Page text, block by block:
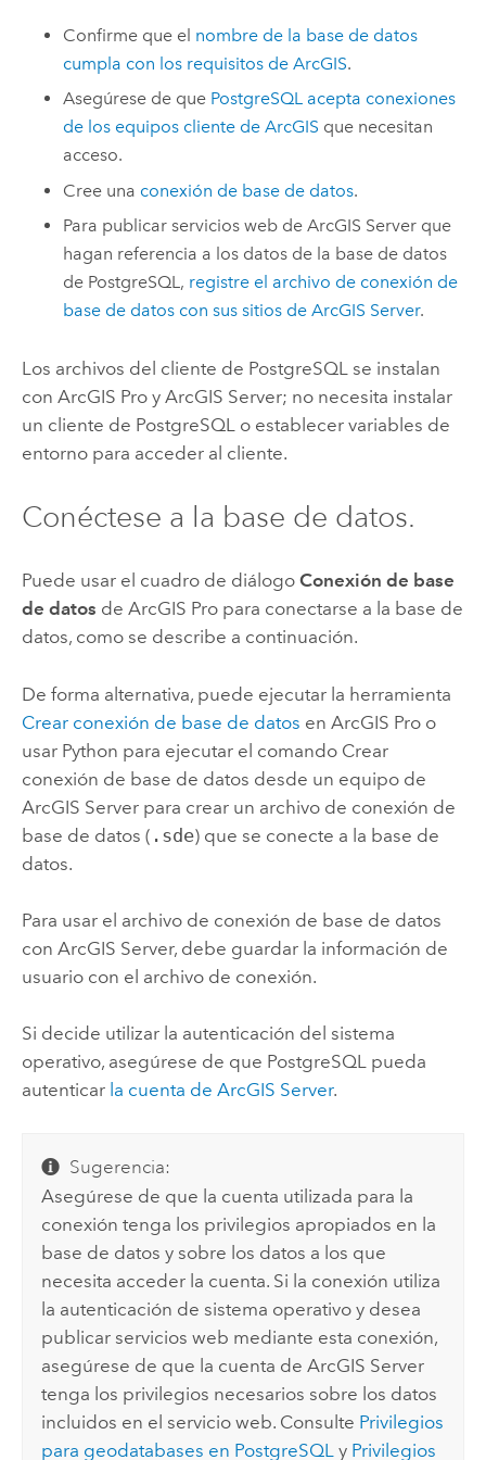
Confirme que el nombre de la base de datos
cumpla con los requisitos de ArcGIS.
Asegúrese de que PostgreSQL acepta conexiones
de los equipos cliente de ArcGIS que necesitan
acceso.
Cree una conexión de base de datos.
Para publicar servicios web deArcGIS Server que
hagan referencia a los datos de la base de datos
de PostgreSQL, registre el archivo de conexión de
base de datos con sus sitios deArcGIS Server.
Los archivos del cliente de PostgreSQL se instalan
con ArcGIS Proy ArcGIS Server; no necesita instalar
un cliente de PostgreSQL o establecer variables de
entorno para acceder al cliente.
Conéctese a la base de datos.
Puede usar el cuadro de diálogo Conexión de base
de datos de ArcGIS Propara conectarse a la base de
datos, como se describe a continuación.
De forma alternativa, puede ejecutar la herramienta
Crear conexión de base de datos en ArcGIS Proo
usar Python para ejecutar el comando Crear
conexión de base de datos desde un equipo de
ArcGIS Serverpara crear un archivo de conexión de
base de datos ( .sde) que se conecte a la base de
datos.
Para usar el archivo de conexión de base de datos
con ArcGIS Server, debe guardar la información de
usuario con el archivo de conexión.
Si decide utilizar la autenticación del sistema
operativo, asegúrese de que PostgreSQLpueda
autenticar la cuenta de ArcGIS Server.
Sugerencia:
Asegúrese de que la cuenta utilizada para la
conexión tenga los privilegios apropiados en la
base de datos y sobre los datos a los que
necesita acceder la cuenta. Si la conexión utiliza
la autenticación de sistema operativo y desea
publicar servicios web mediante esta conexión,
asegúrese de que la cuenta deArcGIS Server
tenga los privilegios necesarios sobre los datos
incluidos en el servicio web. Consulte Privilegios
para geodatabases en PostgreSQL y Privilegios